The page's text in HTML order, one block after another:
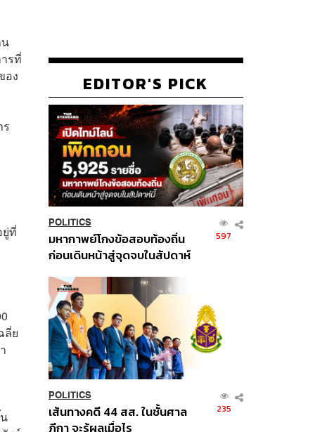
รที่
อง
ยู่ที่
ลี่ย
EDITOR'S PICK
POLITICS
มหากาพย์โกงข้อสอบท้องถิ่น
ก่อนเดินหน้าสู่จุดจบในสัปดาห์
597
POLITICS
เส้นทางคดี 44 สส. ในชั้นศาล
ฎีกา จะรู้ผลเมื่อไร
235